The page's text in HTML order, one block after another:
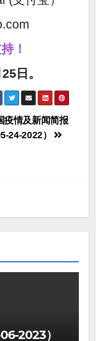
！
日。
疫情及新闻简报
24-2022）
2023）